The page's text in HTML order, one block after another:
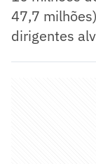
47,7
dirigentes